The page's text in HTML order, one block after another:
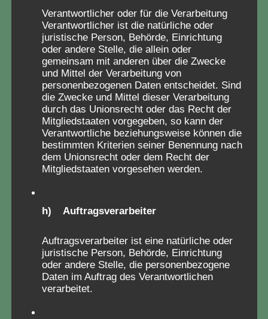
die Aufarbeitung eines lange verdrängten
Kapitels der deutschen Nachkriegsgeschichte:
der Kinderverschickung.
Über 15.000 Fragebögen von Betroffenen haben
wir bislang gesammelt – sie bilden den bislang
umfassendsten Datenschatz zu diesem
vergessenen Kapitel systematischer
Kindesmisshandlungen.
In vielen der Berichte treten Erziehungsmuster
und Strukturen zutage, die tief in die autoritären
Traditionen der Vorkriegs- und NS-Zeit
gesellschaftliche Anerkennung des Leids, das
Millionen Kinder in den sogenannten
Verschickungsheimen erfahren haben.
Verantwortlicher oder für die Verarbeitung
Verantwortlicher ist die natürliche oder
juristische Person, Behörde, Einrichtung
oder andere Stelle, die allein oder
gemeinsam mit anderen über die Zwecke
und Mittel der Verarbeitung von
personenbezogenen Daten entscheidet. Sind
die Zwecke und Mittel dieser Verarbeitung
durch das Unionsrecht oder das Recht der
Mitgliedstaaten vorgegeben, so kann der
Verantwortliche beziehungsweise können die
bestimmten Kriterien seiner Benennung nach
dem Unionsrecht oder dem Recht der
Mitgliedstaaten vorgesehen werden.
h) Auftragsverarbeiter
Auftragsverarbeiter ist eine natürliche oder
juristische Person, Behörde, Einrichtung
oder andere Stelle, die personenbezogene
Daten im Auftrag des Verantwortlichen
verarbeitet.